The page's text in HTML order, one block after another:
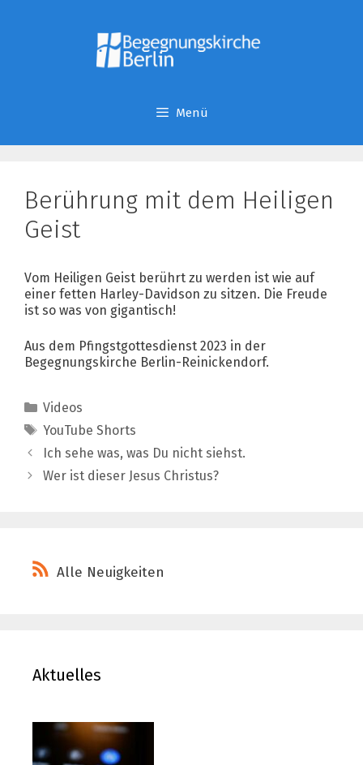
Menü
Berührung mit dem Heiligen
Geist
Vom Heiligen Geist berührt zu werden ist wie auf
einer fetten Harley-Davidson zu sitzen. Die Freude
ist so was von gigantisch!
Aus dem Pfingstgottesdienst 2023 in der
Begegnungskirche Berlin-Reinickendorf.
Kategorien
Videos
Schlagwörter
YouTube Shorts
Ich sehe was, was Du nicht siehst.
Wer ist dieser Jesus Christus?
Alle Neuigkeiten
Aktuelles